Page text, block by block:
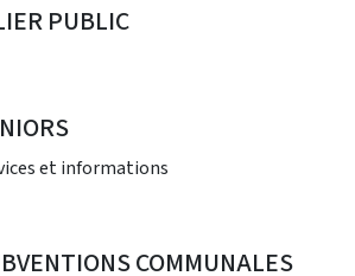
PUBLIC
et informations
COMMUNALES